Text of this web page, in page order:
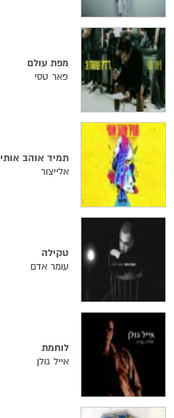
מפת עולם
פאר טסי
תמיד אוהב אותי
אלייצור
טקילה
עומר אדם
לוחמת
אייל גולן